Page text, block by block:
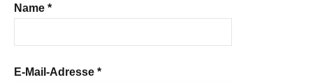
Name *
E-Mail-Adresse *